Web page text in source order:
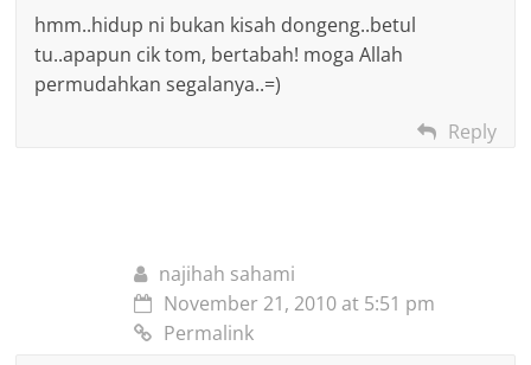
hmm..hidup ni bukan kisah dongeng..betul
tu..apapun cik tom, bertabah! moga Allah
permudahkan segalanya..=)
Reply
najihah sahami
November 21, 2010 at 5:51 pm
Permalink